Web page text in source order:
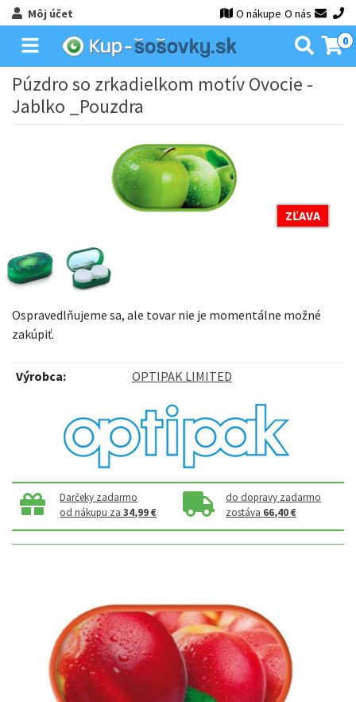
Môj účet O nákupe O nás
0
Púzdro so zrkadielkom motív Ovocie -
Jablko _Pouzdra
ZĽAVA
Ospravedlňujeme sa, ale tovar nie je momentálne možné
zakúpiť.
Výrobca: OPTIPAK LIMITED
Darčeky zadarmo
od nákupu za34,99 €
do dopravy zadarmo
zostáva 66,40 €